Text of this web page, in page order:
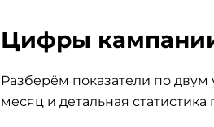
Цифры
Разберём показатели по
месяц и детальная статистика